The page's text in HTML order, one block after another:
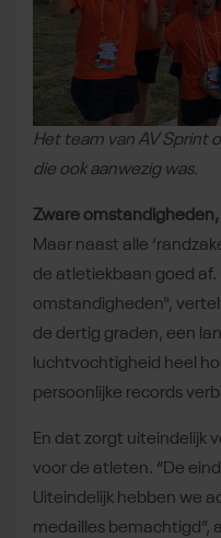
Het team van AV Sprint
die ook aanwezig was.
Zware
Maar naast alle
de atletiekbaan goed af.
omstandigheden",
de dertig graden, een
luchtvochtigheid heel
persoonlijke records
En dat zorgt uiteindelijk
voor de atleten. “De
Uiteindelijk hebben we
medailles bemachtigd”,